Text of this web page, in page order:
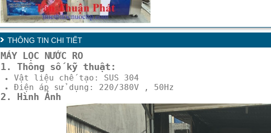
THÔNG TIN CHI TIẾT
MÁY LỌC NƯỚC RO
1. Thông số kỹ thuật:
Vật liệu chế tạo: SUS 304
Điện áp sử dụng: 220/380V , 50Hz
2. Hình Ảnh